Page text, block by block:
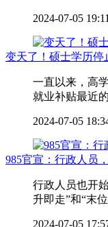
2024-07-05 19:11
变天了！硕士学历停
一直以来，高
就业补贴最近
2024-07-05
985官宣：行政人员
行政人员也开
升即走”和“末
2024-07-05